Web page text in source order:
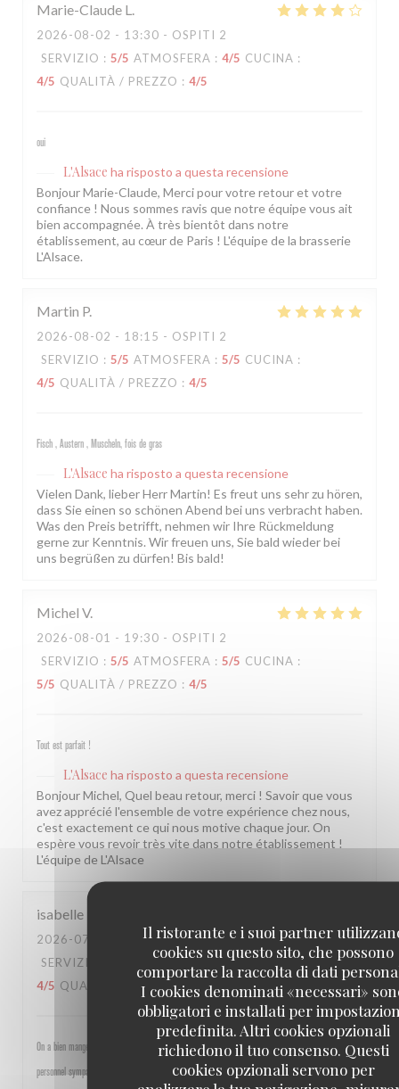
Il ristorante e i suoi partner
cookies su questo sito, che possono
comportare la raccolta di dati
I cookies denominati «necessari»
obbligatori e installati per
predefinita. Altri cookies opzionali
richiedono il tuo consenso. Questi
cookies opzionali servono per
Marie-Claude L
2026-08-02 - 13:30 - OSPITI 2
SERVIZIO : 5/5 ATMOSFERA : 4/5 CUCINA :
4/5 QUALITÀ / PREZZO : 4/5
oui
L'Alsace ha risposto a questa recensione
Bonjour Marie-Claude, Merci pour votre retour et votre
confiance ! Nous sommes ravis que notre équipe vous ait
bien accompagnée. À très bientôt dans notre
établissement, au cœur de Paris ! L'équipe de la brasserie
L'Alsace.
Martin P
2026-08-02 - 18:15 - OSPITI 2
SERVIZIO : 5/5 ATMOSFERA : 5/5 CUCINA :
4/5 QUALITÀ / PREZZO : 4/5
Fisch , Austern , Muscheln, fois de gras
L'Alsace ha risposto a questa recensione
Vielen Dank, lieber Herr Martin! Es freut uns sehr zu hören,
dass Sie einen so schönen Abend bei uns verbracht haben.
Was den Preis betrifft, nehmen wir Ihre Rückmeldung
gerne zur Kenntnis. Wir freuen uns, Sie bald wieder bei
uns begrüßen zu dürfen! Bis bald!
Michel V
2026-08-01 - 19:30 - OSPITI 2
SERVIZIO : 5/5 ATMOSFERA : 5/5 CUCINA :
5/5 QUALITÀ / PREZZO : 4/5
Tout est parfait !
L'Alsace ha risposto a questa recensione
Bonjour Michel, Quel beau retour, merci ! Savoir que vous
avez apprécié l'ensemble de votre expérience chez nous,
c'est exactement ce qui nous motive chaque jour. On
espère vous revoir très vite dans notre établissement !
L'équipe de L'Alsace
isabelle
2026-07-30
- 19:30 - OSPITI 4
SERVIZIO
ATMOSFERA: 5/5 CUCINA:
4/5 QUALITÀ / PREZZO: 4/5
On a bien mangé, bon rapport qualité prix pour les champs, très bel emplacement, peu d attente,
personnel sympathique et efficace.